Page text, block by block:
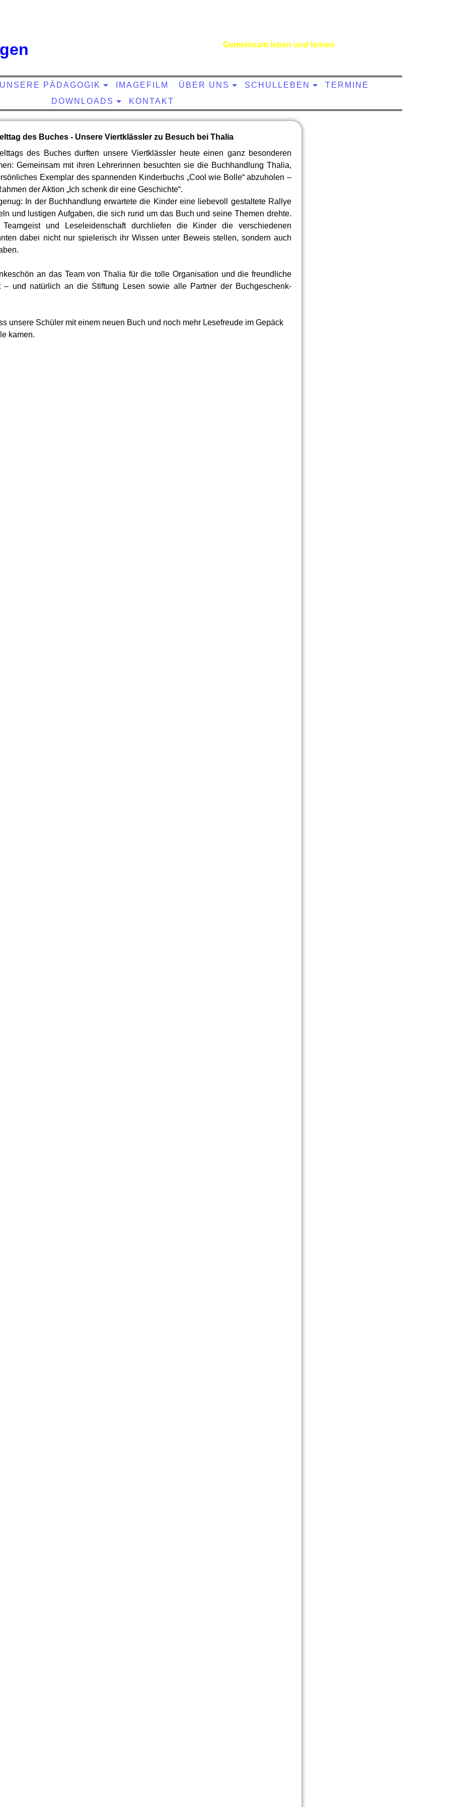
Gemeinsam leben und lernen
UNSERE PÄDAGOGIK IMAGEFILM ÜBER UNS SCHULLEBEN
TERMINE
DOWNLOADS
KONTAKT
des Buches - Unsere Viertklässler zu Besuch bei Thalia
des Buches durften unsere Viertklässler heute einen ganz besonderen
Gemeinsam mit ihren Lehrerinnen besuchten sie die Buchhandlung Thalia,
Exemplar des spannenden Kinderbuchs „Cool wie Bolle“ abzuholen –
der Aktion „Ich schenk dir eine Geschichte“.
In der Buchhandlung erwartete die Kinder eine liebevoll gestaltete Rallye
und lustigen Aufgaben, die sich rund um das Buch und seine Themen drehte.
und Leseleidenschaft durchliefen die Kinder die verschiedenen
dabei nicht nur spielerisch ihr Wissen unter Beweis stellen, sondern auch
an das Team von Thalia für die tolle Organisation und die freundliche
– und natürlich an die Stiftung Lesen sowie alle Partner der Buchgeschenk-
unsere Schüler mit einem neuen Buch und noch mehr Lesefreude im Gepäck
kamen.